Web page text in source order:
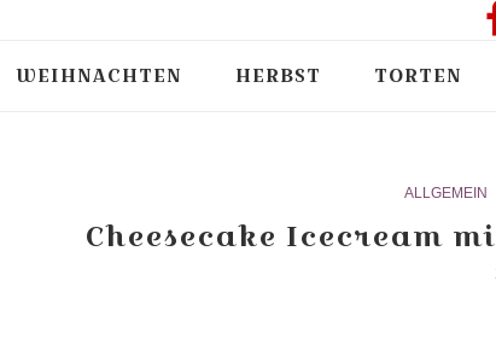
WEIHNACHTEN HERBST TORTEN
ALLGEMEIN
Cheesecake Icecream